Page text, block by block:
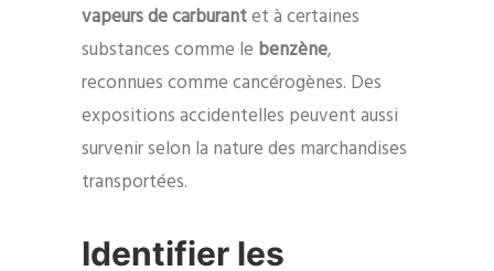
vapeurs de carburantet à certaines
substances comme le benzène,
reconnues comme cancérogènes. Des
expositions accidentelles peuvent aussi
survenir selon la nature des marchandises
transportées.
Identifier les